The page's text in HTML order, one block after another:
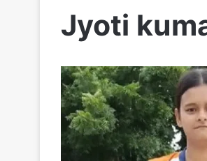
Jyoti